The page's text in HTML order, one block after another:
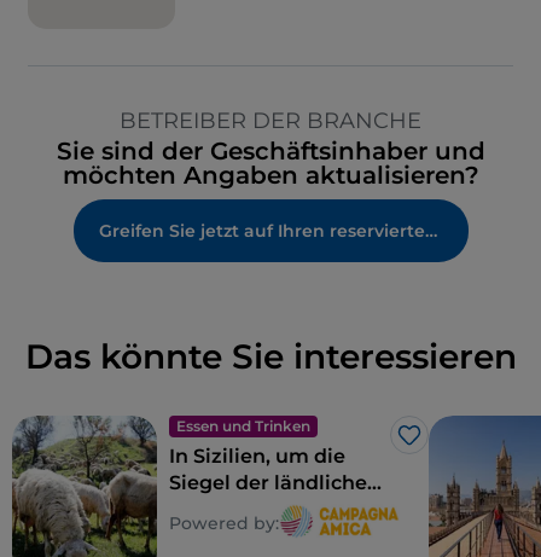
BETREIBER DER BRANCHE
Sie sind der Geschäftsinhaber und
möchten Angaben aktualisieren?
Greifen Sie jetzt auf Ihren reservierten Bereich zu
Das könnte Sie interessieren
Essen und Trinken
Like
In Sizilien, um die
Siegel der ländlichen
Biodiversität zu
entdecken
Powered by: